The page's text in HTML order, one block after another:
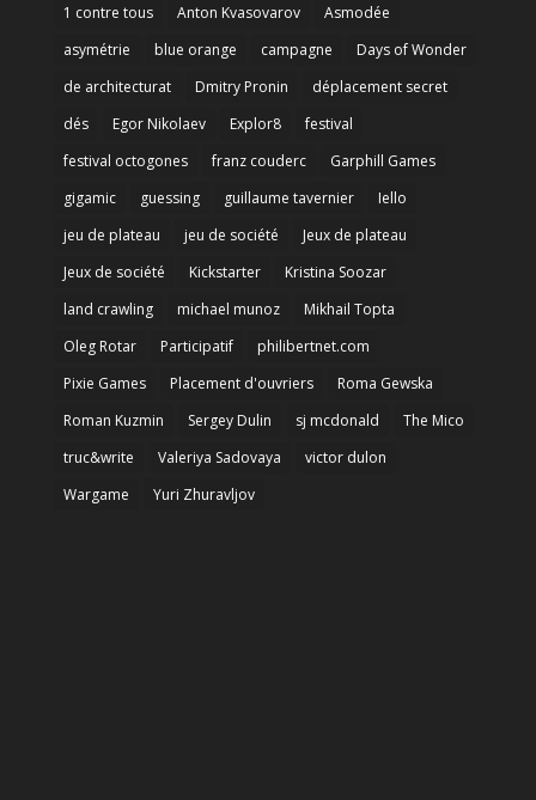
1 contre tous Anton Kvasovarov
Asmodée
asymétrie
blue orange campagne
Days of Wonder
de architecturat
Dmitry Pronin
déplacement secret
dés
Egor Nikolaev Explor8
festival
festival octogones
franz couderc
Garphill Games
gigamic
guessing guillaume tavernier
Iello
jeu de plateau
jeu de société
Jeux de plateau
Jeux de société
Kickstarter
Kristina Soozar
land crawling
michael munoz
Mikhail Topta
Oleg Rotar
Participatif
philibertnet.com
Pixie Games
Placement d'ouvriers
Roma Gewska
Roman Kuzmin
Sergey Dulin sj mcdonald
The Mico
truc&write
Valeriya Sadovaya
victor dulon
Wargame
Yuri Zhuravljov